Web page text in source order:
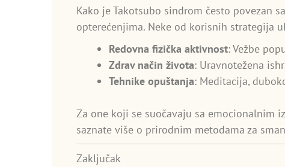
Kako je Takotsubo sindrom često povezan
opterećenjima. Neke od korisnih strategija
Redovna fizička aktivnost: Vežbe
Zdrav način života: Uravnotežena
Tehnike opuštanja: Meditacija,
Za one koji se suočavaju sa emocionalnim
saznate više o prirodnim metodama za
Zaključak